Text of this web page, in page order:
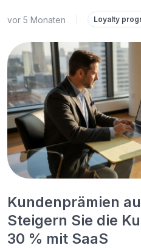
vor 5 Monaten Loyalty
Kundenprämien
Steigern Sie die
30 % mit SaaS